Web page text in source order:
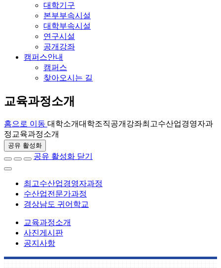
대학기구
본부부속시설
대학부속시설
연구시설
공개강좌
캠퍼스안내
캠퍼스
찾아오시는 길
교육과정소개
홈으로 이동 대학소개대학조직공개강좌최고수산업경영자과
정 교육과정소개
공유 활성화
공유 활성화 닫기
최고수산업경영자과정
수산업전문가과정
경상남도 귀어학교
교육과정소개
사진게시판
공지사항